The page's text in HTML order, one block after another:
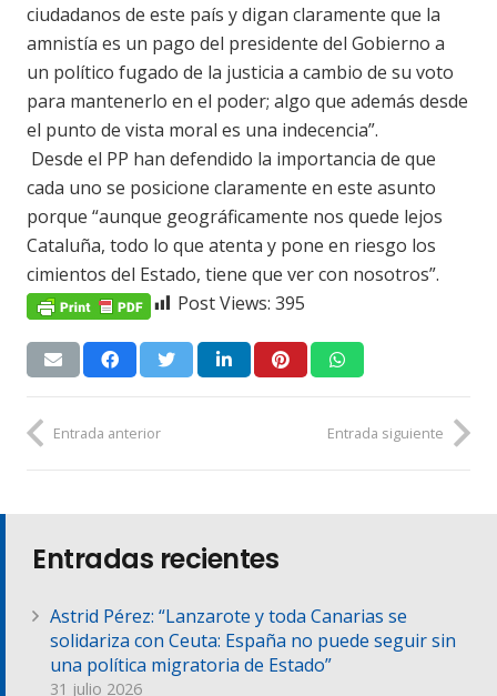
ciudadanos de este país y digan claramente que la
amnistía es un pago del presidente del Gobierno a
un político fugado de la justicia a cambio de su voto
para mantenerlo en el poder; algo que además desde
el punto de vista moral es una indecencia”.
Desde el PP han defendido la importancia de que
cada uno se posicione claramente en este asunto
porque “aunque geográficamente nos quede lejos
Cataluña, todo lo que atenta y pone en riesgo los
cimientos del Estado, tiene que ver con nosotros”.
Post Views: 395
Entrada anterior Entrada siguiente
Entradas recientes
Astrid Pérez: “Lanzarote y toda Canarias se
solidariza con Ceuta: España no puede seguir sin
una política migratoria de Estado”
31 julio 2026